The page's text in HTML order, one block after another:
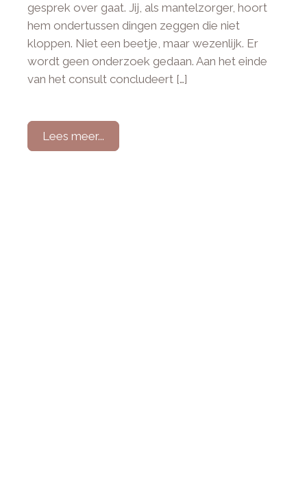
gesprek over gaat. Jij, als mantelzorger, hoort
hem ondertussen dingen zeggen die niet
kloppen. Niet een beetje, maar wezenlijk. Er
wordt geen onderzoek gedaan. Aan het einde
van het consult concludeert […]
Lees meer...